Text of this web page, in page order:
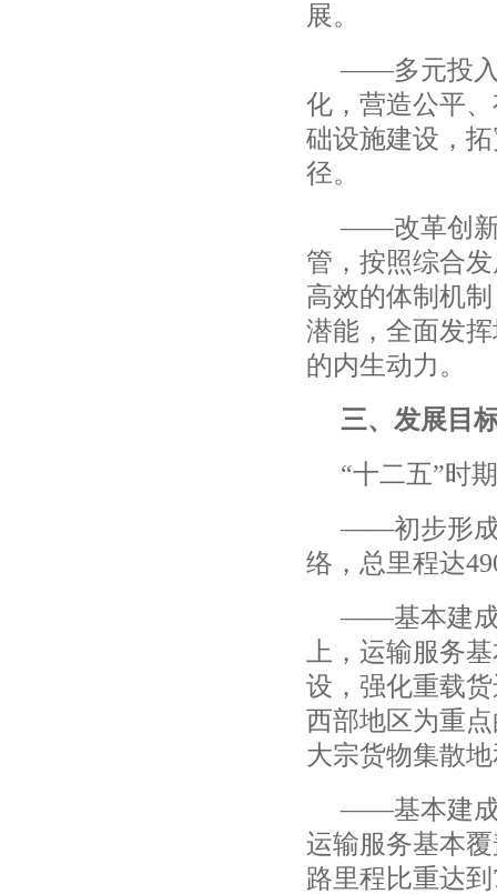
展。
——多元投
化，营造公平
础设施建设，
径。
——改革创
管，按照综合
高效的体制机
潜能，全面发
的内生动力。
三、发展目
“十二五”时
——初步形
络，总里程达
——基本建
上，运输服务
设，强化重载
西部地区为重
大宗货物集散
——基本建
运输服务基本
路里程比重达到